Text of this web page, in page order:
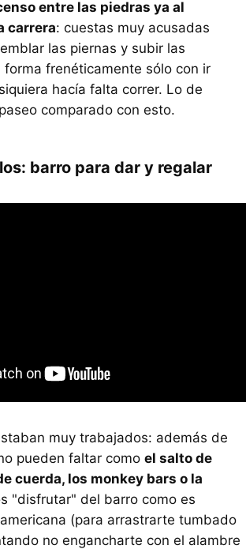
entre las piedras ya al
carrera: cuestas muy acusadas
las piernas y subir las
forma frenéticamente sólo con ir
hacía falta correr. Lo de
comparado con esto.
barro para dar y regalar
muy trabajados: además de
pueden faltar como el salto de
cuerda, los monkey bars o la
"disfrutar" del barro como es
(para arrastrarte tumbado
no engancharte con el alambre